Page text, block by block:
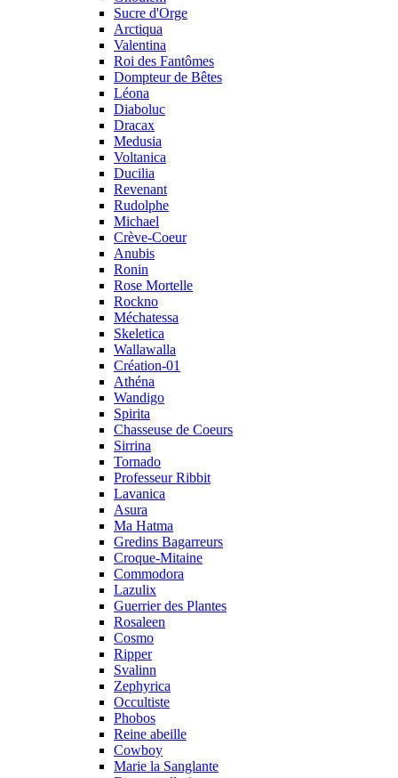
Sucre d'Orge
Arctiqua
Valentina
Roi des Fantômes
Dompteur de Bêtes
Léona
Diaboluc
Dracax
Medusia
Voltanica
Ducilia
Revenant
Rudolphe
Michael
Crève-Coeur
Anubis
Ronin
Rose Mortelle
Rockno
Méchatessa
Skeletica
Wallawalla
Création-01
Athéna
Wandigo
Spirita
Chasseuse de Coeurs
Sirrina
Tornado
Professeur Ribbit
Lavanica
Asura
Ma Hatma
Gredins Bagarreurs
Croque-Mitaine
Commodora
Lazulix
Guerrier des Plantes
Rosaleen
Cosmo
Ripper
Svalinn
Zephyrica
Occultiste
Phobos
Reine abeille
Cowboy
Marie la Sanglante